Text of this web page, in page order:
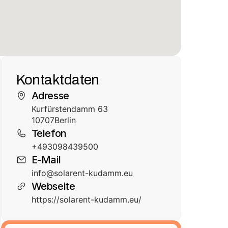
Kontaktdaten
Adresse
Kurfürstendamm 63
10707Berlin
Telefon
+493098439500
E-Mail
info@solarent-kudamm.eu
Webseite
https://solarent-kudamm.eu/